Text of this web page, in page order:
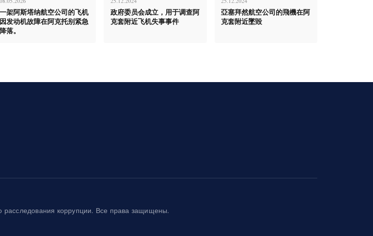
一架阿斯塔纳航空公司的飞机
因发动机故障在阿克托别紧急
降落。
政府委员会成立，用于调查阿
克套附近飞机失事事件
亞塞拜然航空公司的飛機在阿
克套附近墜毀
коррупции. Все права защищены.